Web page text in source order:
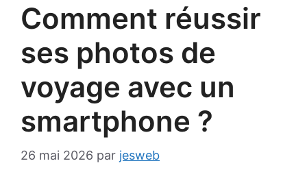
Comment réussir
ses photos de
voyage avec un
smartphone ?
26 mai 2026 par jesweb